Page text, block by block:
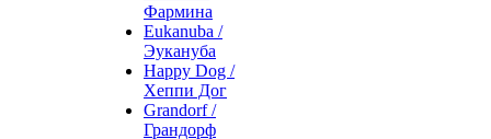
Фармина
Eukanuba /
Эукануба
Happy Dog /
Хеппи Дог
Grandorf /
Грандорф